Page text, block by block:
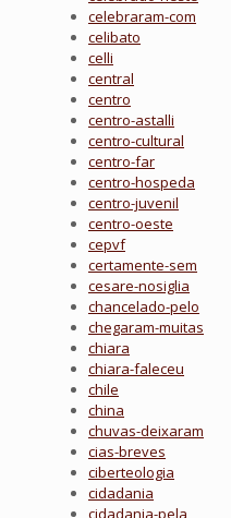
celebraram-com
celibato
celli
central
centro
centro-astalli
centro-cultural
centro-far
centro-hospeda
centro-juvenil
centro-oeste
cepvf
certamente-sem
cesare-nosiglia
chancelado-pelo
chegaram-muitas
chiara
chiara-faleceu
chile
china
chuvas-deixaram
cias-breves
ciberteologia
cidadania
cidadania-pela